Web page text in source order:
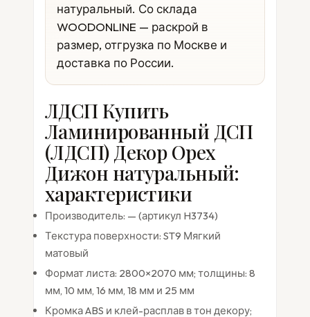
натуральный. Со склада
WOODONLINE — раскрой в
размер, отгрузка по Москве и
доставка по России.
ЛДСП Купить
Ламинированный ДСП
(ЛДСП) Декор Орех
Дижон натуральный:
характеристики
Производитель: — (артикул H3734)
Текстура поверхности: ST9 Мягкий
матовый
Формат листа: 2800×2070 мм; толщины: 8
мм, 10 мм, 16 мм, 18 мм и 25 мм
Кромка ABS и клей-расплав в тон декору;